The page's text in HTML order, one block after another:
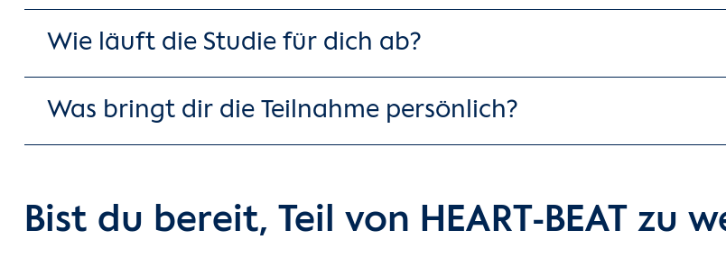
Wie läuft die Studie für dich ab?
Was bringt dir die Teilnahme persönlich?
Bist du bereit, Teil von HEART-BEAT zu